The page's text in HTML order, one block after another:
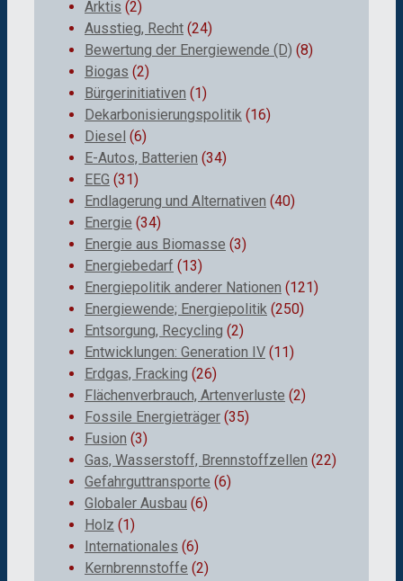
Arktis (2)
Ausstieg, Recht (24)
Bewertung der Energiewende (D) (8)
Biogas (2)
Bürgerinitiativen (1)
Dekarbonisierungspolitik (16)
Diesel (6)
E-Autos, Batterien (34)
EEG (31)
Endlagerung und Alternativen (40)
Energie (34)
Energie aus Biomasse (3)
Energiebedarf (13)
Energiepolitik anderer Nationen (121)
Energiewende; Energiepolitik (250)
Entsorgung, Recycling (2)
Entwicklungen: Generation IV (11)
Erdgas, Fracking (26)
Flächenverbrauch, Artenverluste (2)
Fossile Energieträger (35)
Fusion (3)
Gas, Wasserstoff, Brennstoffzellen (22)
Gefahrguttransporte (6)
Globaler Ausbau (6)
Holz (1)
Internationales (6)
Kernbrennstoffe (2)